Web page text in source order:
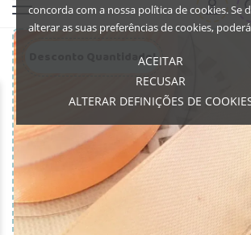
concorda com a nossa política de cookies. Se
alterar as suas preferências de cookies,
ACEITAR
RECUSAR
ALTERAR DEFINIÇÕES DE
Desconto Quantidade!